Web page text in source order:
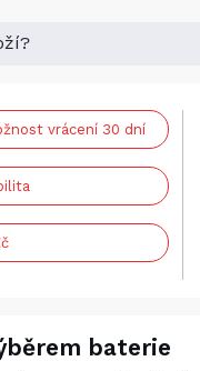
vrácení 30 dní
baterie